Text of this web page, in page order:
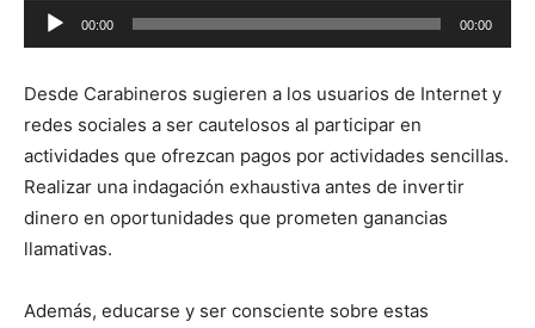
Reproductor
de
00:00 00:00
Desde Carabineros sugieren a los usuarios de Internet y
redes sociales a ser cautelosos al participar en
actividades que ofrezcan pagos por actividades sencillas.
Realizar una indagación exhaustiva antes de invertir
dinero en oportunidades que prometen ganancias
llamativas.
Además, educarse y ser consciente sobre estas